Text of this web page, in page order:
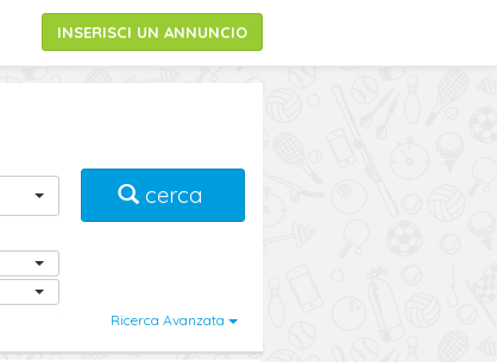
INSERISCI UN ANNUNCIO
cerca
Ricerca Avanzata